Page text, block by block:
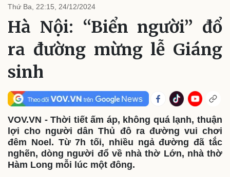
Chính trị
Đảng
Tổ chức nhân sự
Quốc hội
Nhận diện sự thật
Tin 24h
Dự báo thời tiết
Giáo dục
Dấu ấn VOV
Thứ Ba, 22:15, 24/12/2024
Hà Nội: “Biển người” đổ
ra đường mừng lễ Giáng
sinh
VOV.VN - Thời tiết ấm áp, không quá lạnh, thuận
lợi cho người dân Thủ đô ra đường vui chơi
đêm Noel. Từ 7h tối, nhiều ngả đường đã tắc
nghẽn, dòng người đổ về nhà thờ Lớn, nhà thờ
Hàm Long mỗi lúc một đông.